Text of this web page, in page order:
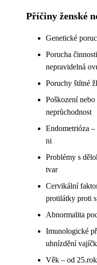
Příčiny ženské
Genetické
Porucha
nepravidelná
Poruchy štítné
Poškození
neprůchodnost
Endometrióza
ni
Problémy s
tvar
Cervikální
protilátky proti
Abnormalita
Imunologické
uhnízdění
Věk – od